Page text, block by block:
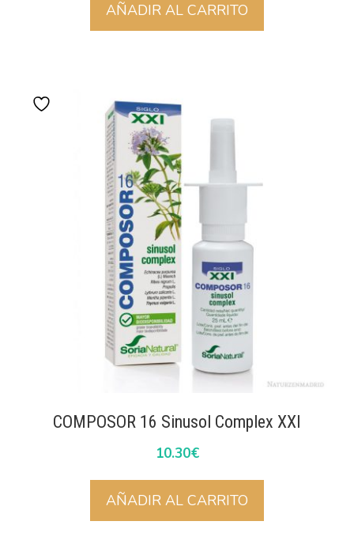
AÑADIR AL CARRITO
COMPOSOR 16 Sinusol Complex XXI
10.30€
AÑADIR AL CARRITO